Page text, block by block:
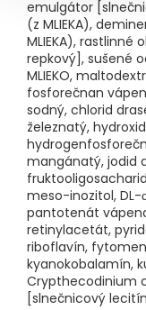
emulgátor
(z MLIEKA),
MLIEKA), rastlinné
repkový], sušené
MLIEKO,
fosforečnan
sodný, chlorid
železnatý,
mangánatý, jodid
meso-inozitol,
pantotenát
retinylacetát,
riboflavín,
kyanokobalamín,
Crypthecodinium
[slnečnicový